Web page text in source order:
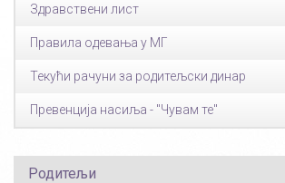
Здравствени лист
Правила одевања у МГ
Текући рачуни за родитељски динар
Превенција насиља - "Чувам те"
Родитељи